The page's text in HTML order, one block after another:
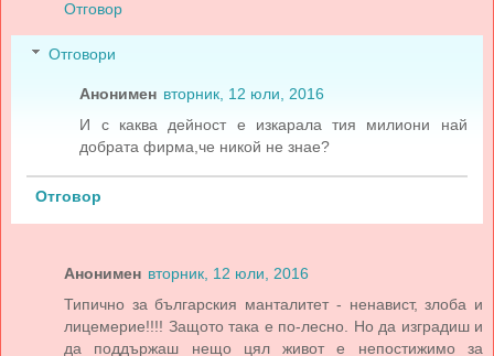
Отговор
Отговори
Анонимен вторник, 12 юли, 2016
И с каква дейност е изкарала тия милиони най
добрата фирма,че никой не знае?
Отговор
Анонимен вторник, 12 юли, 2016
Типично за българския манталитет - ненавист, злоба и
лицемерие!!!! Защото така е по-лесно. Но да изградиш и
да поддържаш нещо цял живот е непостижимо за